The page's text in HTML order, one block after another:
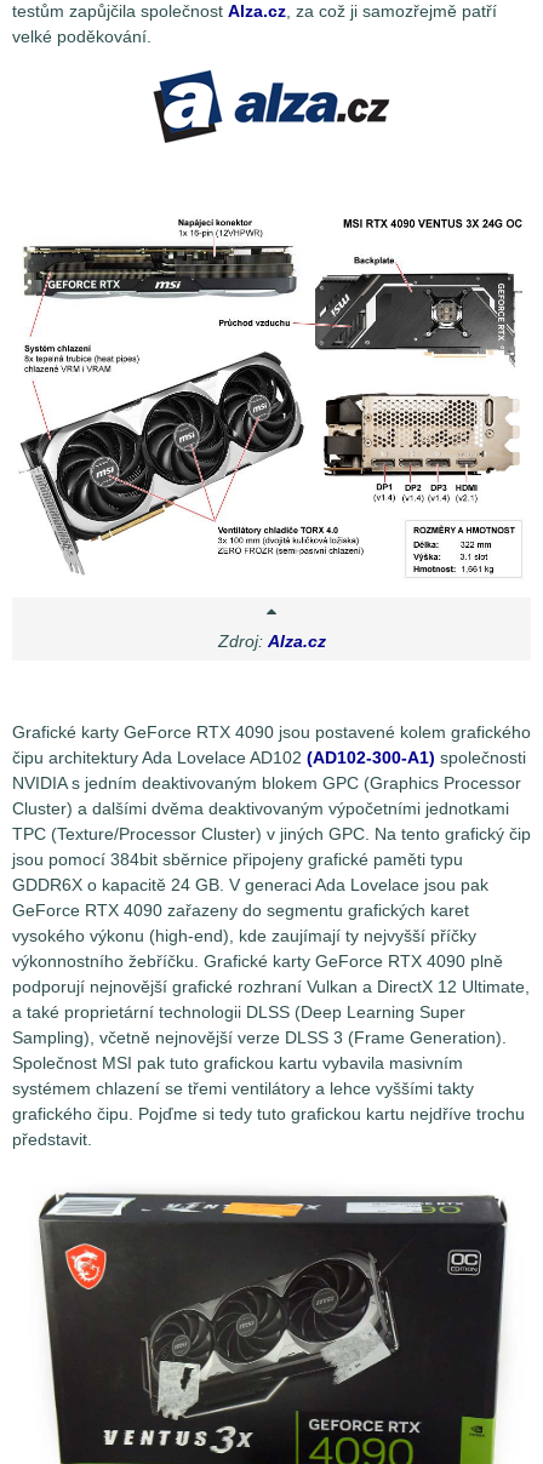
testům zapůjčila společnost Alza.cz, za což ji samozřejmě patří
velké poděkování.
Zdroj: Alza.cz
Grafické karty GeForce RTX 4090 jsou postavené kolem grafického
čipu architektury Ada Lovelace AD102 (AD102-300-A1) společnosti
NVIDIA s jedním deaktivovaným blokem GPC (Graphics Processor
Cluster) a dalšími dvěma deaktivovaným výpočetními jednotkami
TPC (Texture/Processor Cluster) v jiných GPC. Na tento grafický čip
jsou pomocí 384bit sběrnice připojeny grafické paměti typu
GDDR6X o kapacitě 24 GB. V generaci Ada Lovelace jsou pak
GeForce RTX 4090 zařazeny do segmentu grafických karet
vysokého výkonu (high-end), kde zaujímají ty nejvyšší příčky
výkonnostního žebříčku. Grafické karty GeForce RTX 4090 plně
podporují nejnovější grafické rozhraní Vulkan a DirectX 12 Ultimate,
a také proprietární technologii DLSS (Deep Learning Super
Sampling), včetně nejnovější verze DLSS 3 (Frame Generation).
Společnost MSI pak tuto grafickou kartu vybavila masivním
systémem chlazení se třemi ventilátory a lehce vyššími takty
grafického čipu. Pojďme si tedy tuto grafickou kartu nejdříve trochu
představit.